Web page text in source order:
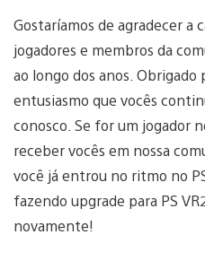
Gostaríamos de agradecer a
jogadores e membros da
ao longo dos anos.
entusiasmo que vocês
conosco. Se for um jogador
receber vocês em nossa
você já entrou no ritmo no
fazendo upgrade para PS
novamente!